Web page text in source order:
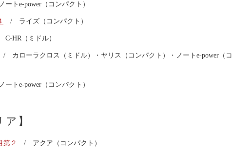
トe-power（コンパクト）
/ ライズ（コンパクト）
HR（ミドル）
/ カローラクロス（ミドル）・ヤリス（コンパクト）・ノートe-power（コ
トe-power（コンパクト）
】
第２ / アクア（コンパクト）